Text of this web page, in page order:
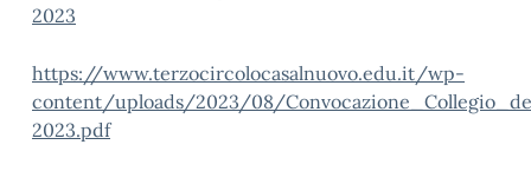
2023
https://www.terzocircolocasalnuovo.edu.it/wp-
content/uploads/2023/08/
2023.pdf